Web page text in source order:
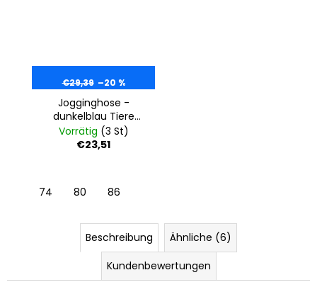
€29,39 –20 %
Jogginghose -
dunkelblau Tiere
Tipi
Vorrätig (3 St)
€23,51
74 80 86
Beschreibung
Ähnliche (6)
Kundenbewertungen